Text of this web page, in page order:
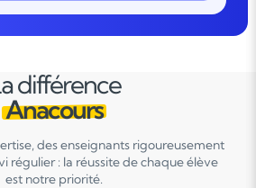
différence
Anacours
des enseignants rigoureusement
régulier : la réussite de chaque élève
est notre priorité.